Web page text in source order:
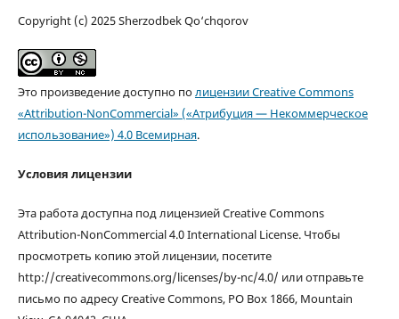
Copyright (c) 2025 Sherzodbek Qo‘chqorov
Это произведение доступно полицензии Creative Commons
«Attribution-NonCommercial» («Атрибуция — Некоммерческое
использование») 4.0 Всемирная.
Условия лицензии
Эта работа доступна под лицензией Creative Commons
Attribution-NonCommercial 4.0 International License. Чтобы
просмотреть копию этой лицензии, посетите
http://creativecommons.org/licenses/by-nc/4.0/ или отправьте
письмо по адресу Creative Commons, PO Box 1866, Mountain